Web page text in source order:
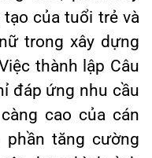
của tuổi trẻ và
trong xây dựng
thành lập Câu
đáp ứng nhu cầu
cao của cán
tăng cường